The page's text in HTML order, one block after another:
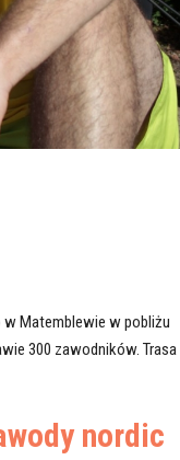
w Matemblewie w pobliżu
300 zawodników. Trasa
nordic